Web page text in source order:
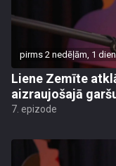
pirms 2 nedēļām, 1
Liene Zemīte
aizraujošajā
7. epizode